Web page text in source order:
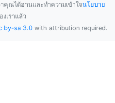
คุณได้อ่านและทำความเข้าใจนโยบาย
งเราแล้ว
by-sa 3.0 with attribution required.